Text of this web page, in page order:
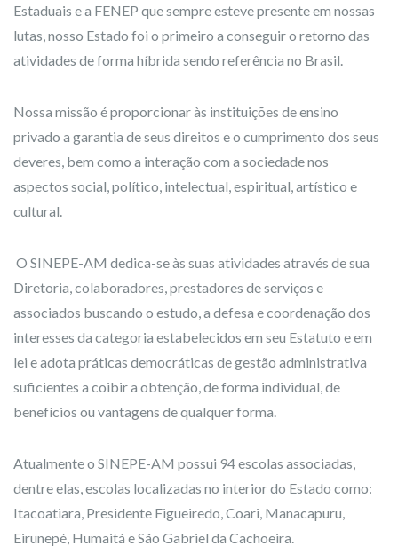
Estaduais e a FENEP que sempre esteve presente em nossas
lutas, nosso Estado foi o primeiro a conseguir o retorno das
atividades de forma híbrida sendo referência no Brasil.
Nossa missão é proporcionar às instituições de ensino
privado a garantia de seus direitos e o cumprimento dos seus
deveres, bem como a interação com a sociedade nos
aspectos social, político, intelectual, espiritual, artístico e
cultural.
O SINEPE-AM dedica-se às suas atividades através de sua
Diretoria, colaboradores, prestadores de serviços e
associados buscando o estudo, a defesa e coordenação dos
interesses da categoria estabelecidos em seu Estatuto e em
lei e adota práticas democráticas de gestão administrativa
suficientes a coibir a obtenção, de forma individual, de
benefícios ou vantagens de qualquer forma.
Atualmente o SINEPE-AM possui 94 escolas associadas,
dentre elas, escolas localizadas no interior do Estado como:
Itacoatiara, Presidente Figueiredo, Coari, Manacapuru,
Eirunepé, Humaitá e São Gabriel da Cachoeira.